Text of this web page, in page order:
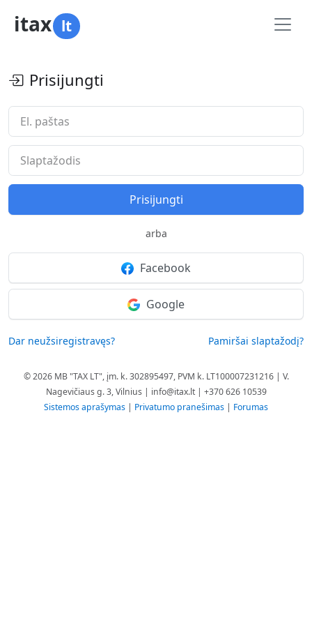
itax lt
Prisijungti
Prisijungti
arba
Facebook
Google
Dar neužsiregistravęs? Pamiršai slaptažodį?
© 2026 MB "TAX LT", įm. k. 302895497, PVM k. LT100007231216 | V.
Nagevičiaus g. 3, Vilnius | info@itax.lt| +370 626 10539
Sistemos aprašymas | Privatumo pranešimas | Forumas